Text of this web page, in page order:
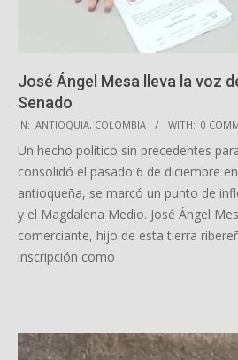
José Ángel Mesa lleva la voz
Senado
2025-
12-
24
IN: ANTIOQUIA, COLOMBIA WITH: 0
Un hecho político sin precedentes
consolidó el pasado 6 de diciembre
antioqueña, se marcó un punto de
y el Magdalena Medio. José Ángel
comerciante, hijo de esta tierra
inscripción como